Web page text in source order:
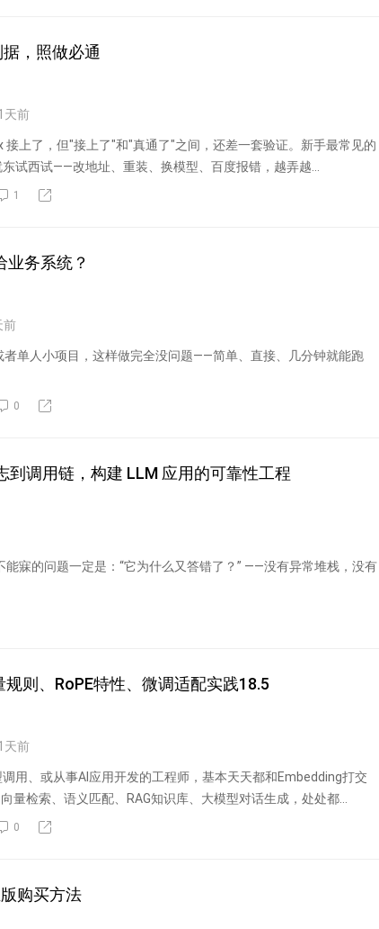
，照做必通
天前
接上了，但"接上了"和"真通了"之间，还差一套验证。新手最常见的
试西试——改地址、重装、换模型、百度报错，越弄越...
1
业务系统？
前
者单人小项目，这样做完全没问题——简单、直接、几分钟就能跑
0
调用链，构建 LLM 应用的可靠性工程
寐的问题一定是：“它为什么又答错了？” ——没有异常堆栈，没有
则、RoPE特性、微调适配实践18.5
天前
用、或从事AI应用开发的工程师，基本天天都和Embedding打交
量检索、语义匹配、RAG知识库、大模型对话生成，处处都...
0
购买方法